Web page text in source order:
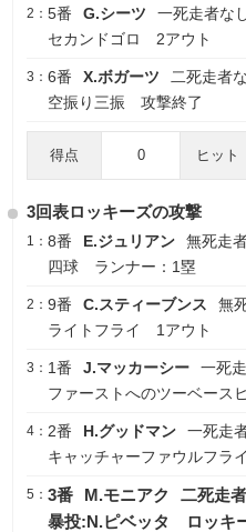
2： 5番 G.シーツ
一死走者な
セカンドゴロ 2アウト
3： 6番 X.ボガーツ
二死走者
空振り三振 攻撃終了
得点 0 ヒット
3回表ロッキーズの攻撃
1： 8番 E.ジュリアン
無死走
四球 ランナー：1塁
2： 9番 C.スティーブンス
無
ライトフライ 1アウト
3： 1番 J.マッカーシー
一死
ファーストへのツーベー
4： 2番 H.グッドマン
一死走
キャッチャーファウルフラ
5： 3番 M.モニアク
二死走
暴投:N.ピベッタ ロッキ